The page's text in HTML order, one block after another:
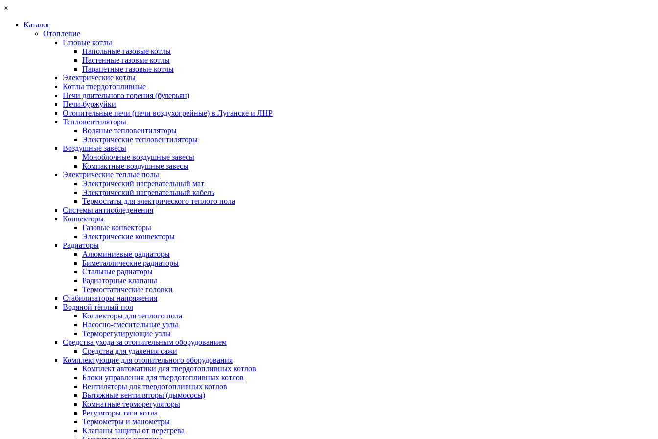
×
Каталог
Отопление
Газовые котлы
Напольные газовые котлы
Настенные газовые котлы
Парапетные газовые котлы
Электрические котлы
Котлы твердотопливные
Печи длительного горения (булерьян)
Печи-буржуйки
Отопительные печи (печи воздухогрейные) в Луганске и ЛНР
Тепловентиляторы
Водяные тепловентиляторы
Электрические тепловентиляторы
Воздушные завесы
Моноблочные воздушные завесы
Компактные воздушные завесы
Электрические теплые полы
Электрический нагревательный мат
Электрический нагревательный кабель
Термостаты для электрического теплого пола
Системы антиобледенения
Конвекторы
Газовые конвекторы
Электрические конвекторы
Радиаторы
Алюминиевые радиаторы
Биметаллические радиаторы
Стальные радиаторы
Радиаторные клапаны
Термостатические головки
Стабилизаторы напряжения
Водяной тёплый пол
Коллекторы для теплого пола
Насосно-смесительные узлы
Терморегулирующие узлы
Средства ухода за отопительным оборудованием
Средства для удаления сажи
Комплектующие для отопительного оборудования
Комплект автоматики для твердотопливных котлов
Блоки управления для твердотопливных котлов
Вентиляторы для твердотопливных котлов
Вытяжные вентиляторы (дымососы)
Комнатные терморегуляторы
Регуляторы тяги котла
Термометры и манометры
Клапаны защиты от перегрева